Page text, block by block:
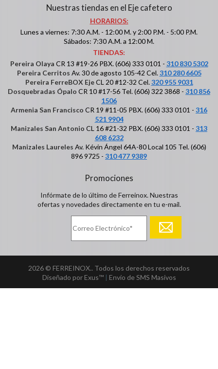
Nuestras tiendas en el Eje cafetero
HORARIOS:
Lunes a viernes: 7:30 A.M. - 12:00 M. y 2:00 P.M. - 5:00 P.M.
Sábados: 7:30 A.M. a 12:00 M.
TIENDAS:
Pereira Olaya CR 13 #19-26 PBX. (606) 333 0101 - 310 830 5302
Pereira Cerritos Av. 30 de agosto 105-42 Cel.310 280 6605
Pereira FerreBOX EjeCL 20 #12-32 Cel.320 955 9031
Dosquebradas Ópalo CR 10 #17-56 Tel. (606) 322 3868 - 310 856
1506
Armenia San Francisco CR 19 #11-05 PBX. (606) 333 0101 - 316
521 9904
Manizales San Antonio CL 16 #21-32 PBX. (606) 333 0101 - 313
608 6232
Manizales Laureles Av. Kévin Ángel 64A-80 Local 105 Tel. (606)
896 9725 - 310 477 9389
Promociones
Infórmate de lo último de Ferreinox. Nuestras
ofertas y novedades directamente en tu e-mail.
2026 © FERREINOX.. Todos los derechos reservados
Diseñado por Exus™| Envío de SMS Masivos